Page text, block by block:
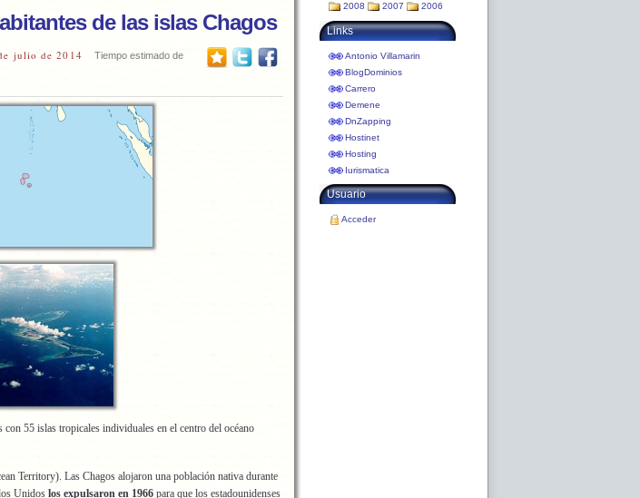
de las islas Chagos
julio de 2014
Tiempo estimado de
con 55 islas tropicales individuales en el centro del océano
Territory). Las Chagos alojaron una población nativa durante
Unidos los expulsaron en 1966 para que los estadounidenses
2008
2007 2006
Links
Antonio Villamarin
BlogDominios
Carrero
Demene
DnZapping
Hostinet
Hosting
Iurismatica
Usuario
Acceder